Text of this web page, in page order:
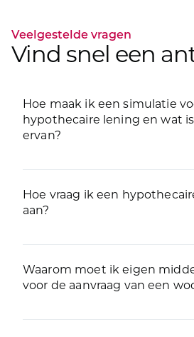
Veelgestelde vragen
Vind snel een
Hoe maak ik een simulatie
hypothecaire lening en wat
ervan?
Hoe vraag ik een
aan?
Waarom moet ik eigen
voor de aanvraag van een